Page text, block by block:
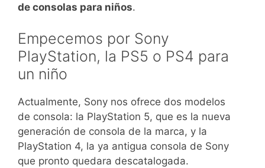
de consolas para niños.
Empecemos por Sony
PlayStation, la PS5 o PS4 para
un niño
Actualmente, Sony nos ofrece dos modelos
de consola: la PlayStation 5, que es la nueva
generación de consola de la marca, y la
PlayStation 4, la ya antigua consola de Sony
que pronto quedara descatalogada.